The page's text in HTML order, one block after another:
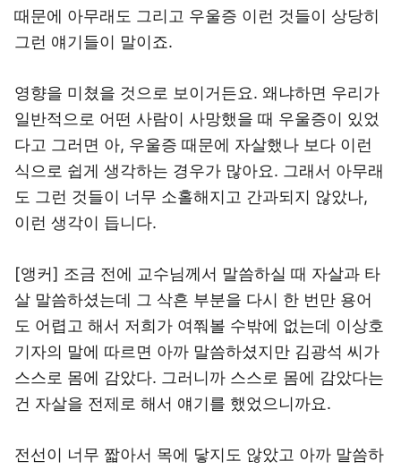
때문에 아무래도 그리고 우울증 이런 것들이 상당히
그런 얘기들이 말이죠.
영향을 미쳤을 것으로 보이거든요. 왜냐하면 우리가
일반적으로 어떤 사람이 사망했을 때 우울증이 있었
다고 그러면 아, 우울증 때문에 자살했나 보다 이런
식으로 쉽게 생각하는 경우가 많아요. 그래서 아무래
도 그런 것들이 너무 소홀해지고 간과되지 않았나,
이런 생각이 듭니다.
[앵커] 조금 전에 교수님께서 말씀하실 때 자살과 타
살 말씀하셨는데 그 삭흔 부분을 다시 한 번만 용어
도 어렵고 해서 저희가 여쭤볼 수밖에 없는데 이상호
기자의 말에 따르면 아까 말씀하셨지만 김광석 씨가
스스로 몸에 감았다. 그러니까 스스로 몸에 감았다는
건 자살을 전제로 해서 얘기를 했었으니까요.
전선이 너무 짧아서 목에 닿지도 않았고 아까 말씀하